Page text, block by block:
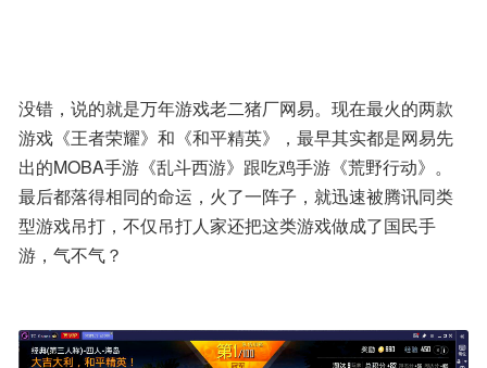
没错，说的就是万年游戏老二猪厂网易。现在最火的两款
游戏《王者荣耀》和《和平精英》，最早其实都是网易先
出的MOBA手游《乱斗西游》跟吃鸡手游《荒野行动》。
最后都落得相同的命运，火了一阵子，就迅速被腾讯同类
型游戏吊打，不仅吊打人家还把这类游戏做成了国民手
游，气不气？